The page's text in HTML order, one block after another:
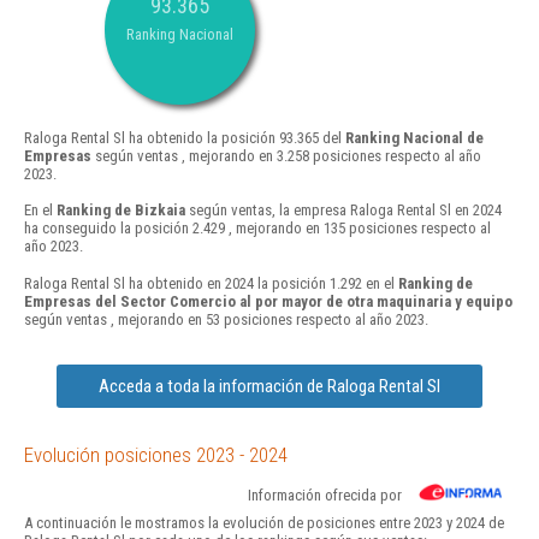
93.365
Ranking Nacional
Raloga Rental Sl ha obtenido la posición 93.365 del Ranking Nacional de
Empresas según ventas , mejorando en 3.258 posiciones respecto al año
2023.
En el Ranking de Bizkaia según ventas, la empresa Raloga Rental Sl en 2024
ha conseguido la posición 2.429 , mejorando en 135 posiciones respecto al
año 2023.
Raloga Rental Sl ha obtenido en 2024 la posición 1.292 en el Ranking de
Empresas del Sector Comercio al por mayor de otra maquinaria y equipo
según ventas , mejorando en 53 posiciones respecto al año 2023.
Acceda a toda la información de Raloga Rental Sl
Evolución posiciones 2023 - 2024
Información ofrecida por
A continuación le mostramos la evolución de posiciones entre 2023 y 2024 de